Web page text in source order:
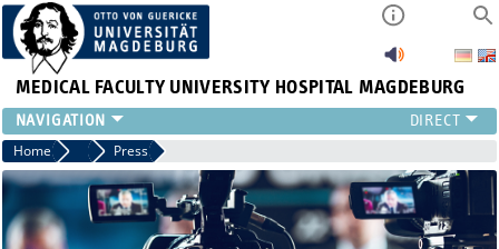
MEDICAL FACULTY UNIVERSITY HOSPITAL MAGDEBURG
INSTITUTE
CLINIC
CENTRAL FACILITIES
RESEARCH
Home Press Press